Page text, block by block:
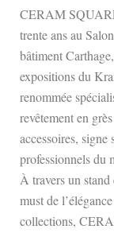
CERAM
trente ans au
bâtiment
expositions du
renommée
revêtement en
accessoires,
professionnels du
À travers un
must de
collections,